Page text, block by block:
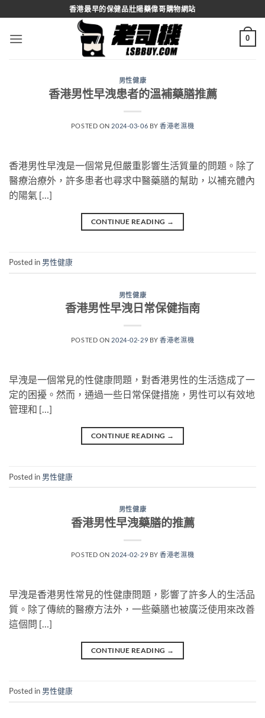
to
content
香港最早的保健品壯陽藥偉哥購物網站
0
男性健康
香港男性早洩患者的溫補藥膳推薦
POSTED ON 2024-03-06 BY香港老濕機
香港男性早洩是一個常見但嚴重影響生活質量的問題。除了
醫療治療外，許多患者也尋求中醫藥膳的幫助，以補充體內
的陽氣 […]
CONTINUE READING →
Posted in 男性健康
男性健康
香港男性早洩日常保健指南
POSTED ON 2024-02-29 BY香港老濕機
早洩是一個常見的性健康問題，對香港男性的生活造成了一
定的困擾。然而，通過一些日常保健措施，男性可以有效地
管理和 […]
CONTINUE READING →
Posted in 男性健康
男性健康
香港男性早洩藥膳的推薦
POSTED ON 2024-02-29 BY香港老濕機
早洩是香港男性常見的性健康問題，影響了許多人的生活品
質。除了傳統的醫療方法外，一些藥膳也被廣泛使用來改善
這個問 […]
CONTINUE READING →
Posted in 男性健康